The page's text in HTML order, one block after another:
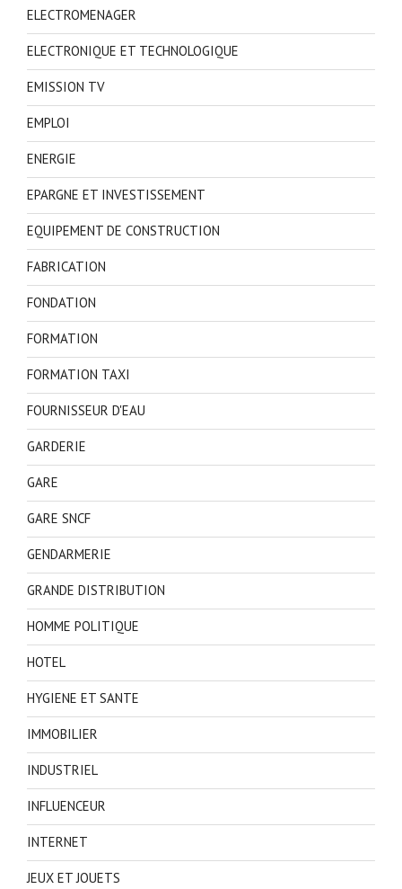
ELECTROMENAGER
ELECTRONIQUE ET TECHNOLOGIQUE
EMISSION TV
EMPLOI
ENERGIE
EPARGNE ET INVESTISSEMENT
EQUIPEMENT DE CONSTRUCTION
FABRICATION
FONDATION
FORMATION
FORMATION TAXI
FOURNISSEUR D'EAU
GARDERIE
GARE
GARE SNCF
GENDARMERIE
GRANDE DISTRIBUTION
HOMME POLITIQUE
HOTEL
HYGIENE ET SANTE
IMMOBILIER
INDUSTRIEL
INFLUENCEUR
INTERNET
JEUX ET JOUETS